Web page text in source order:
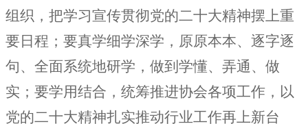
组织，把学习宣传贯彻党的二十大精神摆上重
要日程；要真学细学深学，原原本本、逐字逐
句、全面系统地研学，做到学懂、弄通、做
实；要学用结合，统筹推进协会各项工作，以
党的二十大精神扎实推动行业工作再上新台